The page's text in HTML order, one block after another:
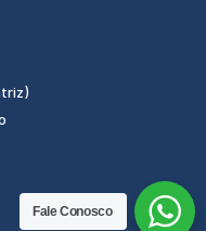
Fale Conosco